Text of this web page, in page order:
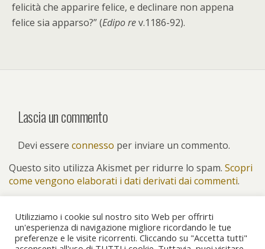
felicità che apparire felice, e declinare non appena
felice sia apparso?” (Edipo rev.1186-92).
Lascia un commento
Devi essere connesso per inviare un commento.
Questo sito utilizza Akismet per ridurre lo spam. Scopri
come vengono elaborati i dati derivati dai commenti.
Torna su
Utilizziamo i cookie sul nostro sito Web per offrirti
un'esperienza di navigazione migliore ricordando le tue
preferenze e le visite ricorrenti. Cliccando su "Accetta tutti"